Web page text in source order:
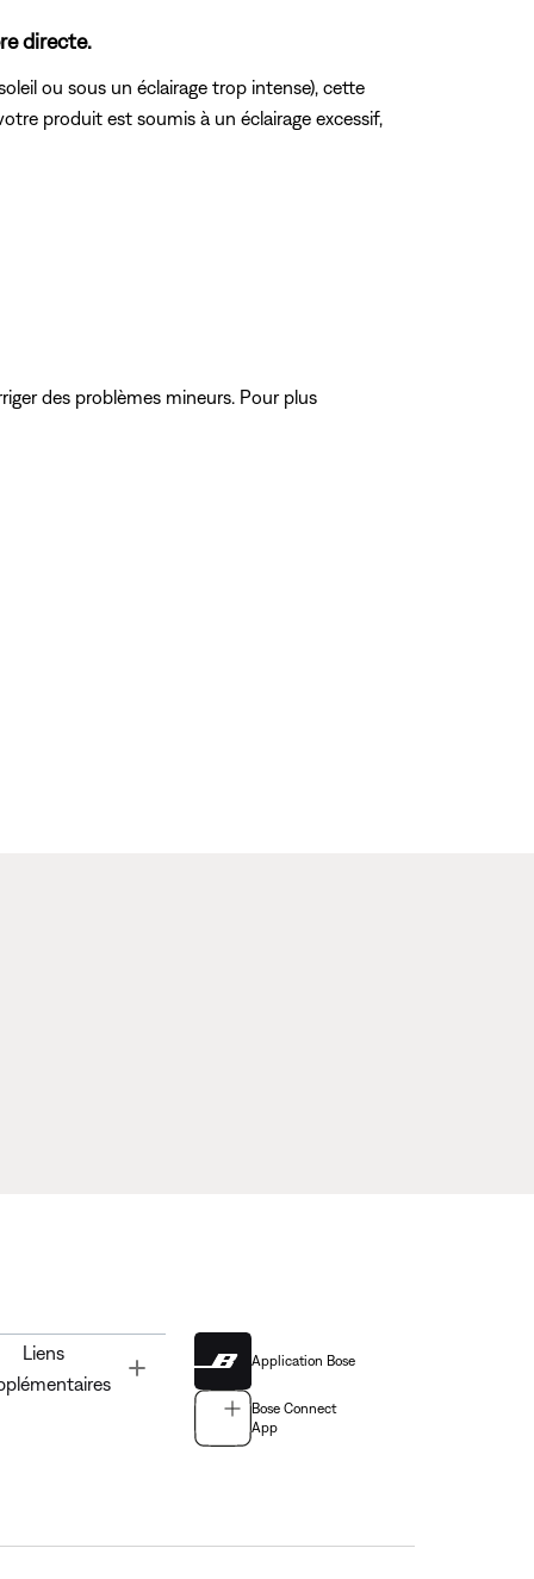
directe.
ou sous un éclairage trop intense), cette
produit est soumis à un éclairage excessif,
des problèmes mineurs. Pour plus
Liens
Application Bose
Bose Connect
App